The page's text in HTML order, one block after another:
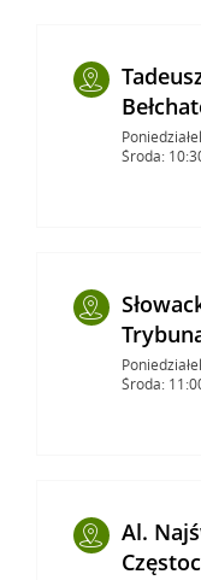
Środa:
Środa:
Al.